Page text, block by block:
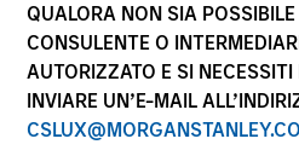
QUALORA NON SIA
CONSULENTE O
AUTORIZZATO E SI
INVIARE UN’E-MAIL